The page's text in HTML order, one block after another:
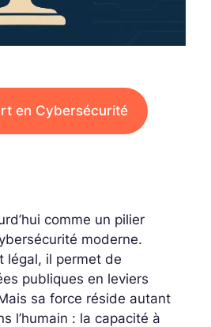
en Cybersécurité
comme un pilier
moderne.
légal, il permet de
publiques en leviers
sa force réside autant
l’humain : la capacité à